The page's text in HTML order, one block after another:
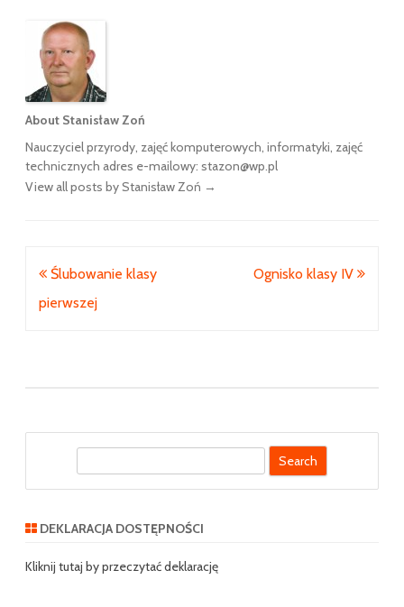
About Stanisław Zoń
Nauczyciel przyrody, zajęć komputerowych, informatyki, zajęć
technicznych adres e-mailowy: stazon@wp.pl
View all posts by Stanisław Zoń →
Nawigacja
wpisu
Ślubowanie klasy
pierwszej
Ognisko klasy IV
r
h
DEKLARACJA DOSTĘPNOŚCI
Kliknij tutaj by przeczytać deklarację